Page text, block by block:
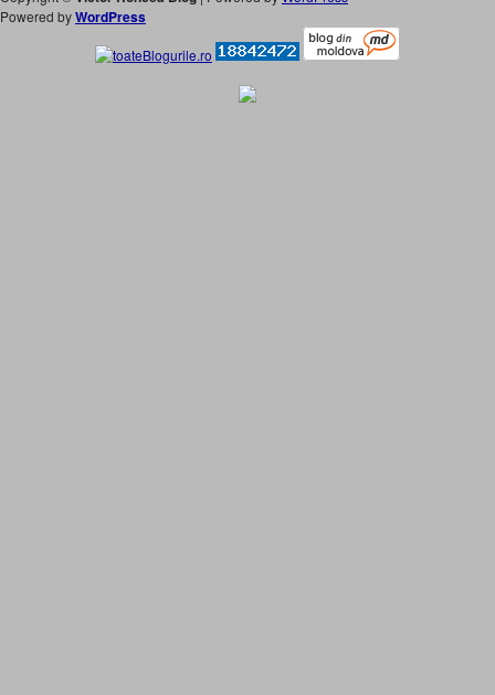
Powered byWordPress